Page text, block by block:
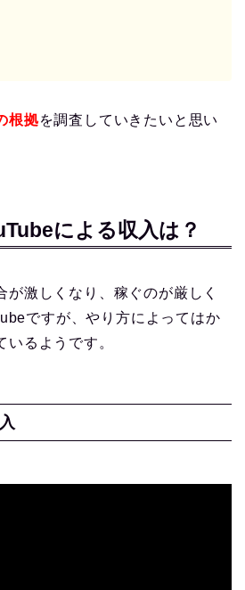
根拠を調査していきたいと思い
による収入は？
が激しくなり、稼ぐのが厳しく
ですが、やり方によってはか
いるようです。